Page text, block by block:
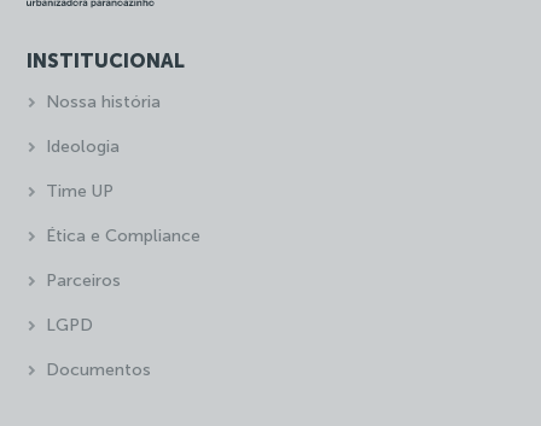
INSTITUCIONAL
Nossa história
Ideologia
Time UP
Ética e Compliance
Parceiros
LGPD
Documentos